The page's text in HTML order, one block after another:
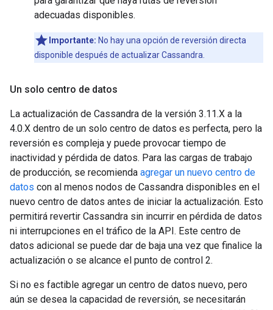
adecuadas disponibles.
Importante: No hay una opción de reversión directa
disponible después de actualizar Cassandra.
Un solo centro de datos
La actualización de Cassandra de la versión 3.11.X a la
4.0.X dentro de un solo centro de datos es perfecta, pero la
reversión es compleja y puede provocar tiempo de
inactividad y pérdida de datos. Para las cargas de trabajo
de producción, se recomienda agregar un nuevo centro de
datos con al menos nodos de Cassandra disponibles en el
nuevo centro de datos antes de iniciar la actualización. Esto
permitirá revertir Cassandra sin incurrir en pérdida de datos
ni interrupciones en el tráfico de la API. Este centro de
datos adicional se puede dar de baja una vez que finalice la
actualización o se alcance el punto de control 2.
Si no es factible agregar un centro de datos nuevo, pero
aún se desea la capacidad de reversión, se necesitarán